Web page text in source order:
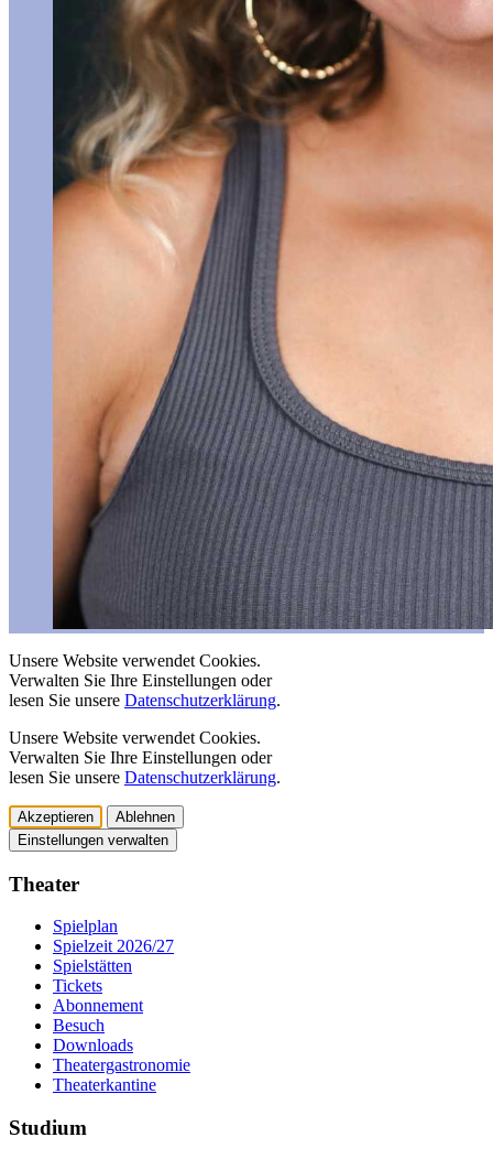
Unsere Website verwendet Cookies.
Verwalten Sie Ihre Einstellungen oder
lesen Sie unsere Datenschutzerklärung.
Unsere Website verwendet Cookies.
Verwalten Sie Ihre Einstellungen oder
lesen Sie unsere Datenschutzerklärung.
Akzeptieren
Ablehnen
Einstellungen verwalten
Theater
Spielplan
Spielzeit 2026/27
Spielstätten
Tickets
Abonnement
Besuch
Downloads
Theatergastronomie
Theaterkantine
Studium